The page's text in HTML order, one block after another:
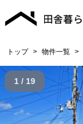
トップ > 物件一覧 >
1 / 19